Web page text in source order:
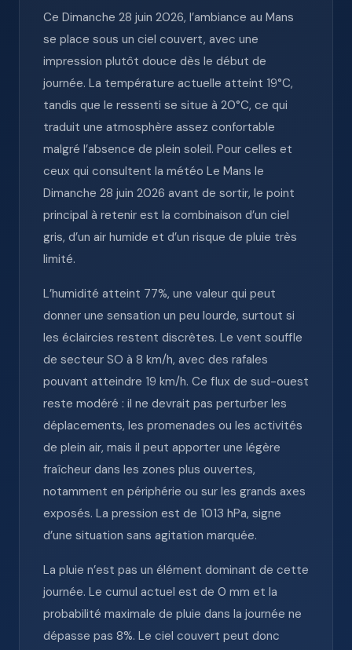
Ce Dimanche 28 juin 2026, l’ambiance au Mans
se place sous un ciel couvert, avec une
impression plutôt douce dès le début de
journée. La température actuelle atteint 19°C,
tandis que le ressenti se situe à 20°C, ce qui
traduit une atmosphère assez confortable
malgré l’absence de plein soleil. Pour celles et
ceux qui consultent la météo Le Mans le
Dimanche 28 juin 2026 avant de sortir, le point
principal à retenir est la combinaison d’un ciel
gris, d’un air humide et d’un risque de pluie très
limité.
L’humidité atteint 77%, une valeur qui peut
donner une sensation un peu lourde, surtout si
les éclaircies restent discrètes. Le vent souffle
de secteur SO à 8 km/h, avec des rafales
pouvant atteindre 19 km/h. Ce flux de sud-ouest
reste modéré : il ne devrait pas perturber les
déplacements, les promenades ou les activités
de plein air, mais il peut apporter une légère
fraîcheur dans les zones plus ouvertes,
notamment en périphérie ou sur les grands axes
exposés. La pression est de 1013 hPa, signe
d’une situation sans agitation marquée.
La pluie n’est pas un élément dominant de cette
journée. Le cumul actuel est de 0 mm et la
probabilité maximale de pluie dans la journée ne
dépasse pas 8%. Le ciel couvert peut donc